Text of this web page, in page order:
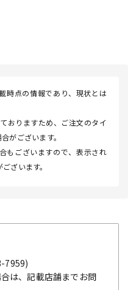
時点の情報であり、現状とは
おりますため、ご注文のタイ
がございます。
もございますので、表示され
ざいます。
7959)
は、記載店舗までお問